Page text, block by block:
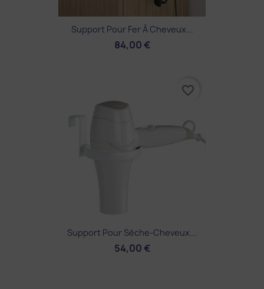
Support Pour Fer À Cheveux...
84,00 €
Support Pour Sèche-Cheveux...
54,00 €
favorite_border